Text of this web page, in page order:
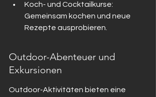
Koch- und Cocktailkurse:
Gemeinsam kochen und neue
Rezepte ausprobieren.
Outdoor-Abenteuer und
Exkursionen
Outdoor-Aktivitäten bieten eine